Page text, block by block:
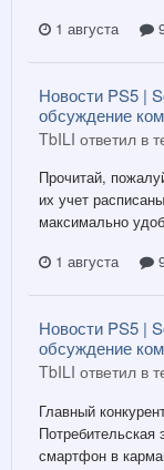
1 августа
Новости PS5 |
обсуждение
TbILI ответил в
Прочитай,
их учет
максимально
1 августа
Новости PS5 |
обсуждение
TbILI ответил в
Главный
Потребительская
смартфон в